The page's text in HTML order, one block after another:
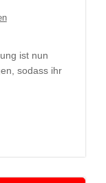
ist nun
sodass ihr